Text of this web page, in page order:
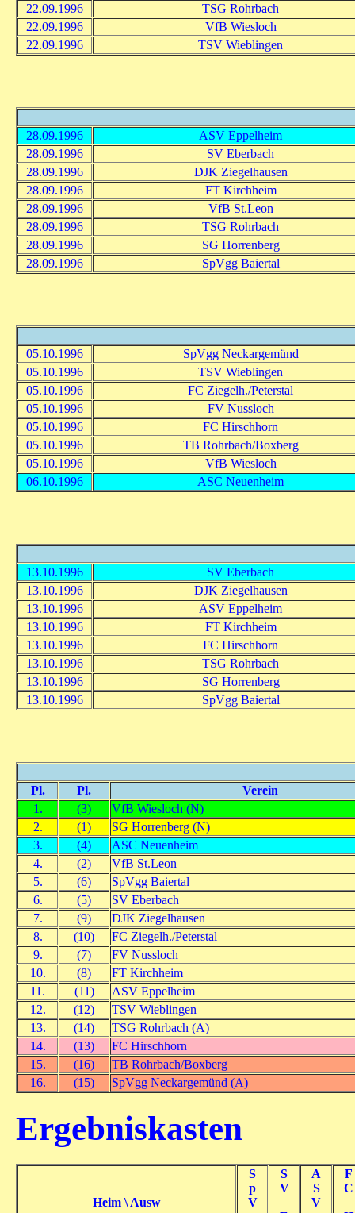
22.09.1996
TSG Rohrbach
22.09.1996
VfB Wiesloch
22.09.1996
TSV Wieblingen
28.09.1996
ASV Eppelheim
28.09.1996
SV Eberbach
28.09.1996
DJK Ziegelhausen
28.09.1996
FT Kirchheim
28.09.1996
VfB St.Leon
28.09.1996
TSG Rohrbach
28.09.1996
SG Horrenberg
28.09.1996
SpVgg Baiertal
05.10.1996
SpVgg Neckargemünd
05.10.1996
TSV Wieblingen
05.10.1996
FC Ziegelh./Peterstal
05.10.1996
FV Nussloch
05.10.1996
FC Hirschhorn
05.10.1996
TB Rohrbach/Boxberg
05.10.1996
VfB Wiesloch
06.10.1996
ASC Neuenheim
13.10.1996
SV Eberbach
13.10.1996
DJK Ziegelhausen
13.10.1996
ASV Eppelheim
13.10.1996
FT Kirchheim
13.10.1996
FC Hirschhorn
13.10.1996
TSG Rohrbach
13.10.1996
SG Horrenberg
13.10.1996
SpVgg Baiertal
Pl. Pl.
Verein
1.
(3)
VfB Wiesloch (N)
2.
(1)
SG Horrenberg (N)
3.
(4)
ASC Neuenheim
4.
(2)
VfB St.Leon
5.
(6)
SpVgg Baiertal
6.
(5)
SV Eberbach
7.
(9)
DJK Ziegelhausen
8.
(10)
FC Ziegelh./Peterstal
9.
(7)
FV Nussloch
10.
(8)
FT Kirchheim
11.
(11)
ASV Eppelheim
12.
(12)
TSV Wieblingen
13.
(14)
TSG Rohrbach (A)
14.
(13)
FC Hirschhorn
15.
(16)
TB Rohrbach/Boxberg
16.
(15) SpVgg Neckargemünd (A)
Ergebniskasten
Heim \ Ausw
S
p
V
S
V
A
S
V
F
C